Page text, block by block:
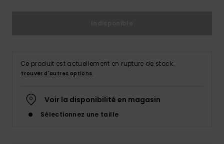
Ce produit est actuellement en rupture de stock.
Trouver d'autres options
Voir la disponibilité en magasin
Sélectionnez une taille